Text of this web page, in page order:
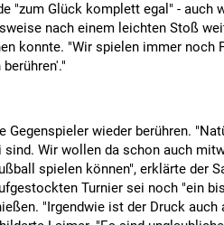
"zum Glück komplett egal" - auch
nach einem leichten Stoß
konnte. "Wir spielen immer noch
Gegenspieler wieder berühren.
Wir wollen da schon auch
spielen können", erklärte der
Turnier sei noch "ein
"Irgendwie ist der Druck auch